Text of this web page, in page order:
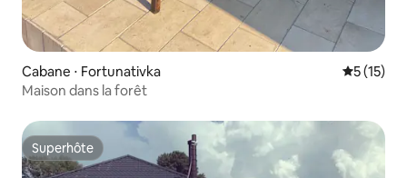
Cabane ⋅ Fortunativka
5 (15)
Maison dans la forêt
Superhôte
Superhôte